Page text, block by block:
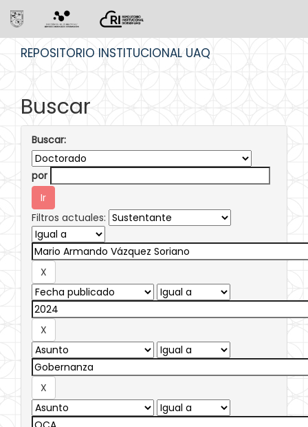
REPOSITORIO INSTITUCIONAL UAQ
Buscar
Buscar:
por
Filtros actuales: